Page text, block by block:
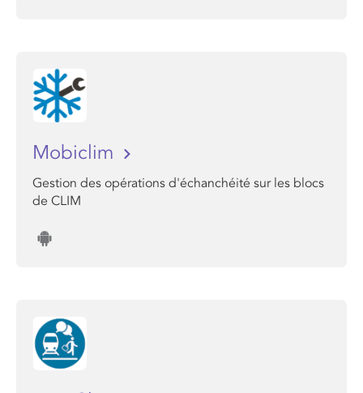
Mobiclim
Gestion des opérations d'échanchéité sur les blocs
de CLIM